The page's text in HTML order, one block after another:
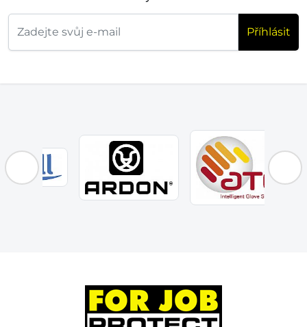
Příhlásit